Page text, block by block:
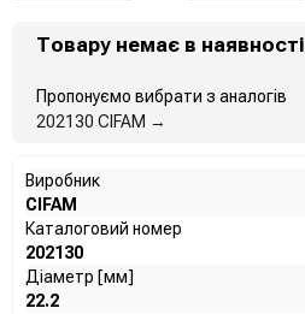
Товару немає в наявності
Пропонуємо вибрати з аналогів
202130 CIFAM →
Виробник
CIFAM
Каталоговий номер
202130
Діаметр [мм]
22.2